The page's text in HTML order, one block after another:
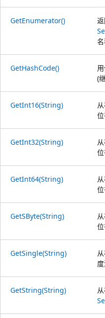
GetEnumerator()
GetHashCode()
(
GetInt16(String)
位
GetInt32(String)
位
GetInt64(String)
位
GetSByte(String)
位
GetSingle(String)
GetString(String)